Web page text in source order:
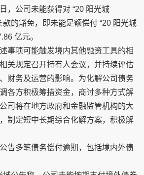
，公司未能获得对 “20 阳光城
款的豁免，即未能足额偿付 “20 阳光城
亿元。
事项可能触发境内其他融资工具的相
关规定召开持有人会议，并持续评估
财务及运营的影响。为化解公司债务
各方积极筹措资金，商讨多种方式解
司将在地方政府和金融监管机构的大
制定短中长期综合化解方案，积极解
告多笔债务偿付逾期，包括境内外债